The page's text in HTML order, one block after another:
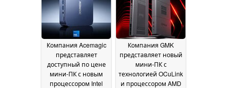
Компания Acemagic
представляет
доступный по цене
мини-ПК с новым
процессором Intel
Компания GMK
представляет новый
мини-ПК с
технологией OCuLink
и процессором AMD